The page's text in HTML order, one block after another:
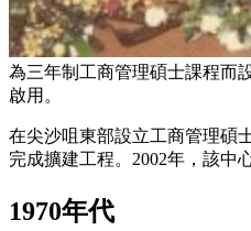
為三年制工商管理碩士課程而
啟用。
在尖沙咀東部設立工商管理碩
完成擴建工程。2002年，該中
1970年代